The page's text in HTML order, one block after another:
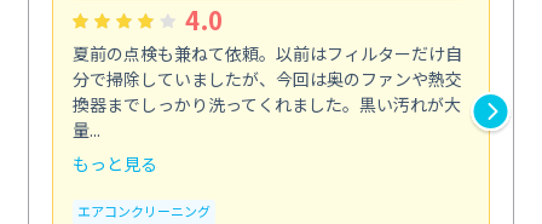
4.0
夏前の点検も兼ねて依頼。以前はフィルターだけ自
分で掃除していましたが、今回は奥のファンや熱交
換器までしっかり洗ってくれました。黒い汚れが大
量...
もっと見る
エアコンクリーニング